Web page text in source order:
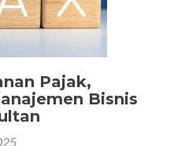
Pajak,
Bisnis